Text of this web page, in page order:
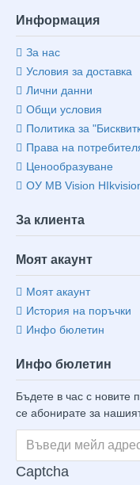
Информация
За нас
Условия за доставка
Лични данни
Общи условия
Политика за
Права на
Ценообразуване
ОУ MB Vision
За клиента
Моят акаунт
Моят акаунт
История на поръчки
Инфо бюлетин
Инфо бюлетин
Бъдете в час с новите
се абонирате за
Captcha